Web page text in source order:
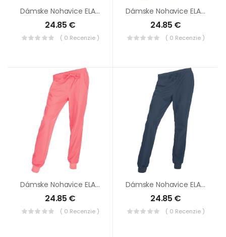
Dámske Nohavice ELA STRETCH Biele
24.85 €
( 0 Recenzie )
Dámske Nohavice ELA STRETCH Čierne
24.85 €
( 0 Recenzie )
Dámske Nohavice ELA STRETCH Lososová
24.85 €
( 0 Recenzie )
Dámske Nohavice ELA STRETCH Tm.modré
24.85 €
( 0 Recenzie )